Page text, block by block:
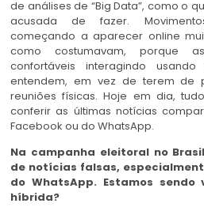
de análises de “Big Data”, como o
acusada de fazer.
começando a aparecer online
como costumavam, porque
confortáveis ​​interagindo
entendem, em vez de terem de
reuniões físicas. Hoje em dia,
conferir as últimas notícias
Facebook ou do WhatsApp.
Na campanha eleitoral no
de notícias falsas,
do WhatsApp. Estamos
híbrida?